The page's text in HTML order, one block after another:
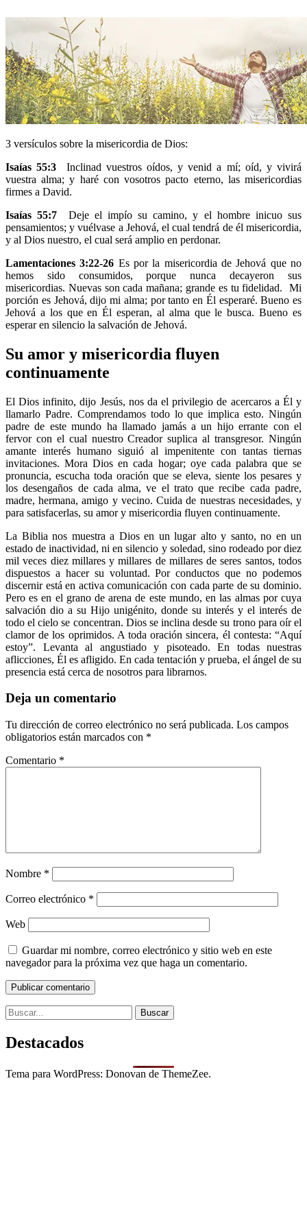
3 versículos sobre la misericordia de Dios:
Isaías 55:3
Inclinad vuestros oídos, y venid a mí; oíd, y vivirá
vuestra alma; y haré con vosotros pacto eterno, las misericordias
firmes a David.
Isaías 55:7 Deje el impío su camino, y el hombre inicuo sus
pensamientos; y vuélvase a Jehová, el cual tendrá de él misericordia,
y al Dios nuestro, el cual será amplio en perdonar.
Lamentaciones 3:22-26 Es por la misericordia de Jehová que no
hemos sido consumidos, porque nunca decayeron sus
misericordias. Nuevas son cada mañana; grande es tu fidelidad. Mi
porción es Jehová, dijo mi alma; por tanto en Él esperaré. Bueno es
Jehová a los que en Él esperan, al alma que le busca. Bueno es
esperar en silencio la salvación de Jehová.
Su amor y misericordia fluyen
continuamente
El Dios infinito, dijo Jesús, nos da el privilegio de acercaros a Él y
llamarlo Padre. Comprendamos todo lo que implica esto. Ningún
padre de este mundo ha llamado jamás a un hijo errante con el
fervor con el cual nuestro Creador suplica al transgresor. Ningún
amante interés humano siguió al impenitente con tantas tiernas
invitaciones. Mora Dios en cada hogar; oye cada palabra que se
pronuncia, escucha toda oración que se eleva, siente los pesares y
los desengaños de cada alma, ve el trato que recibe cada padre,
madre, hermana, amigo y vecino. Cuida de nuestras necesidades, y
para satisfacerlas, su amor y misericordia fluyen continuamente.
La Biblia nos muestra a Dios en un lugar alto y santo, no en un
estado de inactividad, ni en silencio y soledad, sino rodeado por diez
mil veces diez millares y millares de millares de seres santos, todos
dispuestos a hacer su voluntad. Por conductos que no podemos
discernir está en activa comunicación con cada parte de su dominio.
Pero es en el grano de arena de este mundo, en las almas por cuya
salvación dio a su Hijo unigénito, donde su interés y el interés de
todo el cielo se concentran. Dios se inclina desde su trono para oír el
clamor de los oprimidos. A toda oración sincera, él contesta: “Aquí
estoy”. Levanta al angustiado y pisoteado. En todas nuestras
aflicciones, Él es afligido. En cada tentación y prueba, el ángel de su
presencia está cerca de nosotros para librarnos.
Deja un comentario
Tu dirección de correo electrónico no será publicada. Los campos
obligatorios están marcados con *
Comentario *
Nombre *
Correo electrónico *
Web
Guardar mi nombre, correo electrónico y sitio web en este
navegador para la próxima vez que haga un comentario.
Search
for:
Destacados
Tema para WordPress: Donovan de ThemeZee.